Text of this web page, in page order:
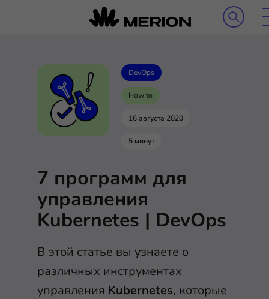
DevOps
How to
16 августа 2020
5 минут
7 программ для
управления
Kubernetes | DevOps
В этой статье вы узнаете о
различных инструментах
управления Kubernetes, которые